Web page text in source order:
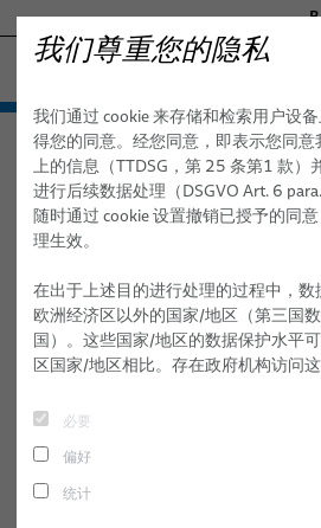
工厂自动化与机械
医疗
交通
半导体技术
通讯与网络
- ENGINEERED SOLUTIONS
SILICONE CABLE SOLUTIONS
产品与服务
海事线缆
BizLink SeaLine® 防爆电缆
BizLink SeaLine® BWTS 线缆
BizLink SeaLine® 以太网线缆
BizLink SeaLine® 耐火线缆
BizLink SeaLine® 闭路电视摄像机线缆
海事 产品与服务 海事线缆 BizLink
BizLink SeaLine®
我们尊重您的隐私
我们通过 cookie 来存储和检索用户设
得您的同意。经您同意，即表示您同
上的信息（TTDSG，第 25 条第1 款）
进行后续数据处理（DSGVO Art. 6
随时通过 cookie 设置撤销已授予的同
理生效。
在出于上述目的进行处理的过程中，
欧洲经济区以外的国家/地区（第三国
国）。这些国家/地区的数据保护水平
区国家/地区相比。存在政府机构访问
必要
偏好
统计